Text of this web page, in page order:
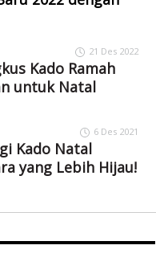
21 Des 2022
Kado Ramah
untuk Natal
6 Des 2021
Kado Natal
yang Lebih Hijau!